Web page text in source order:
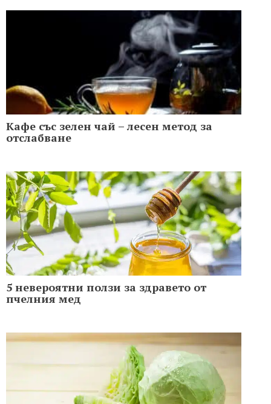
Кафе със зелен чай – лесен метод за
отслабване
5 невероятни ползи за здравето от
пчелния мед